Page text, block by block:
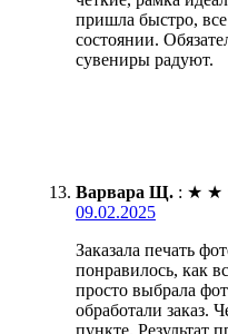
пришла быстро,
состоянии.
сувениры радуют.
Варвара Щ. : ★ ★
09.02.2025
Заказала печать
понравилось, как
просто выбрала
обработали заказ.
пункте. Результат